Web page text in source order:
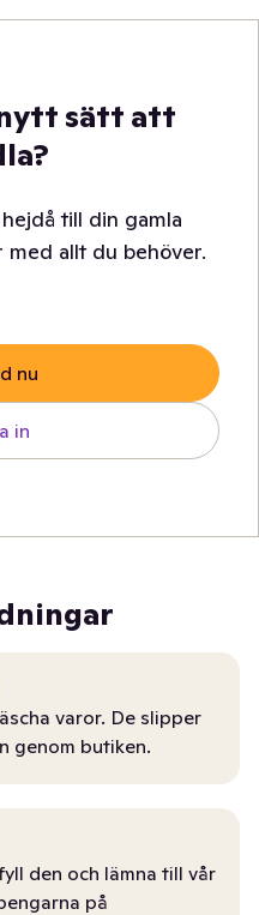
sätt att
till din gamla
med allt du behöver.
nu
in
varor. De slipper
genom butiken.
den och lämna till vår
på